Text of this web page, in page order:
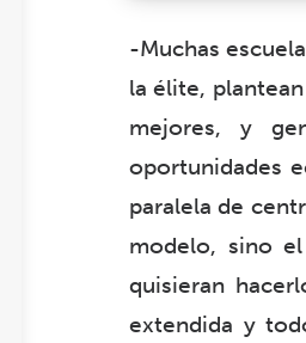
-Muchas
la élite,
mejores, y
oportunidades
paralela de
modelo, sino
quisieran
extendida y